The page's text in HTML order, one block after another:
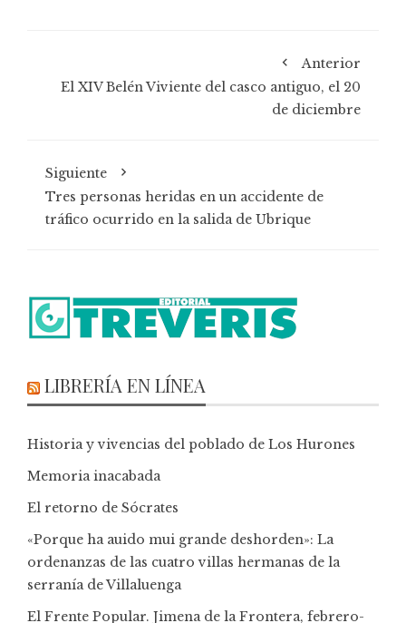
Anterior
El XIV Belén Viviente del casco antiguo, el 20
de diciembre
Siguiente
Tres personas heridas en un accidente de
tráfico ocurrido en la salida de Ubrique
LIBRERÍA EN LÍNEA
Historia y vivencias del poblado de Los Hurones
Memoria inacabada
El retorno de Sócrates
«Porque ha auido mui grande deshorden»: La
ordenanzas de las cuatro villas hermanas de la
serranía de Villaluenga
El Frente Popular. Jimena de la Frontera, febrero-